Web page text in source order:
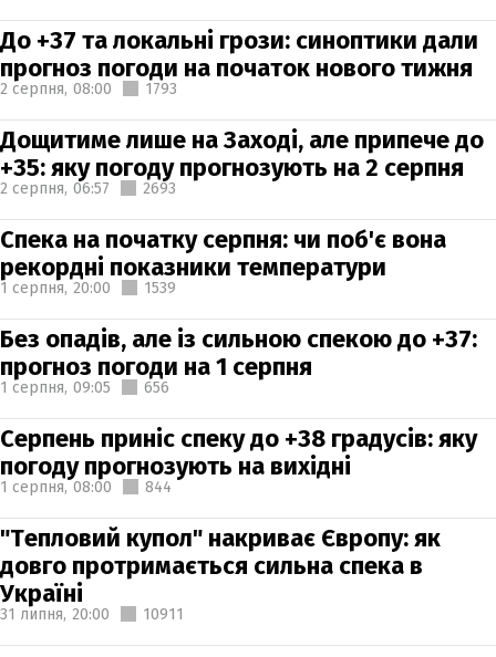
До +37 та локальні грози: синоптики дали
прогноз погоди на початок нового тижня
2 серпня, 08:00 1793
Дощитиме лише на Заході, але припече до
+35: яку погоду прогнозують на 2 серпня
2 серпня, 06:57 2693
Спека на початку серпня: чи поб'є вона
рекордні показники температури
1 серпня, 20:00 1539
Без опадів, але із сильною спекою до +37:
прогноз погоди на 1 серпня
1 серпня, 09:05 656
Серпень приніс спеку до +38 градусів: яку
погоду прогнозують на вихідні
1 серпня, 08:00 844
"Тепловий купол" накриває Європу: як
довго протримається сильна спека в
Україні
31 липня, 20:00 10911